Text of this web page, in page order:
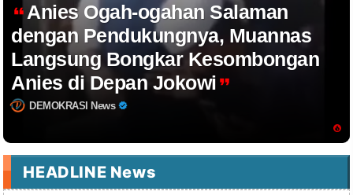
Anies Ogah-ogahan Salaman
dengan Pendukungnya, Muannas
Langsung Bongkar Kesombongan
Anies di Depan Jokowi
DEMOKRASI News
HEADLINE News